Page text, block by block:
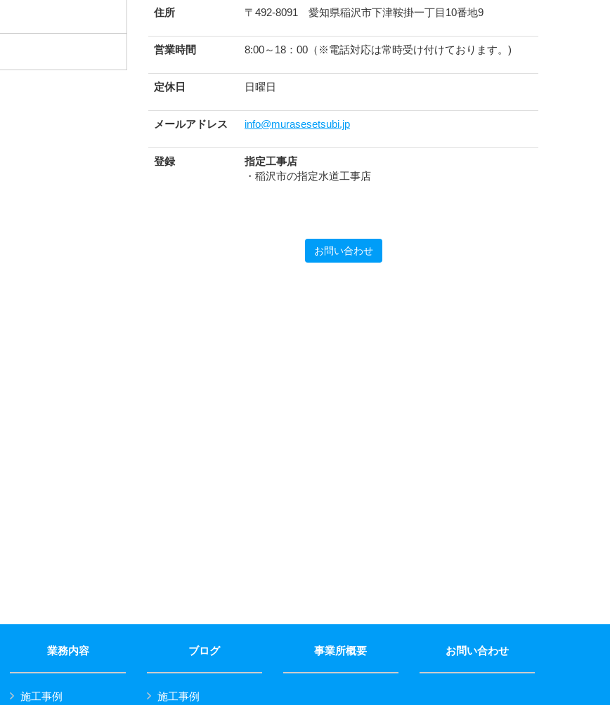
住所 〒492-8091 愛知県稲沢市下津鞍掛一丁目10番地9
営業時間 8:00～18：00（※電話対応は常時受け付けております。)
定休日 日曜日
メールアドレス info@murasesetsubi.jp
登録
指定工事店
・稲沢市の指定水道工事店
お問い合わせ
業務内容
施工事例
ブログ
施工事例
事業所概要 お問い合わせ